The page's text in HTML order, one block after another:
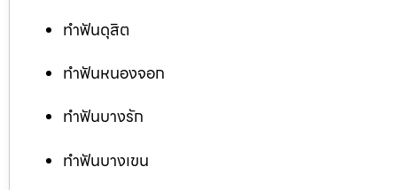
ทำฟันดุสิต
ทำฟันหนองจอก
ทำฟันบางรัก
ทำฟันบางเขน